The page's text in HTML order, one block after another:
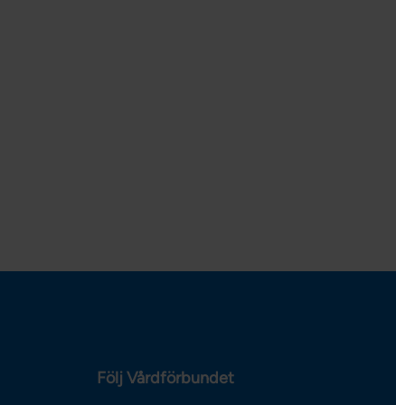
Följ Vårdförbundet